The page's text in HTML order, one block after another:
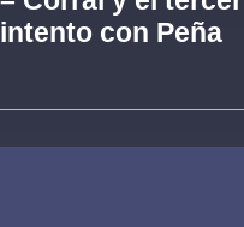
intento con Peña